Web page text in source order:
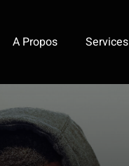
A Propos Services